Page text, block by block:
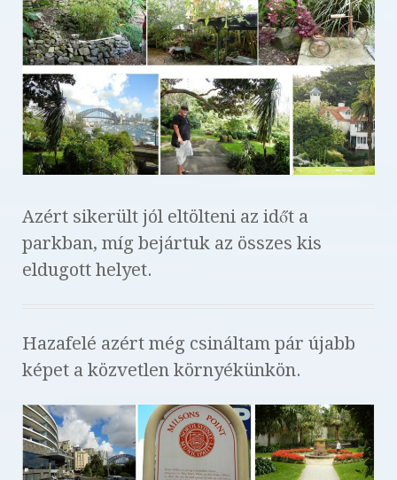
Azért sikerült jól eltölteni az időt a
parkban, míg bejártuk az összes kis
eldugott helyet.
Hazafelé azért még csináltam pár újabb
képet a közvetlen környékünkön.